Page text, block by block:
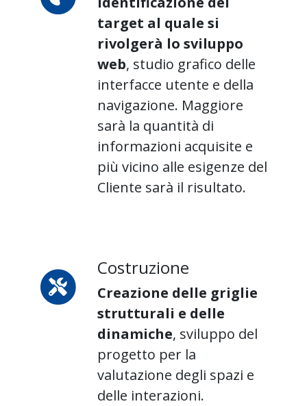
target al quale si
rivolgerà lo sviluppo
web, studio grafico delle
interfacce utente e della
navigazione. Maggiore
sarà la quantità di
informazioni acquisite e
più vicino alle esigenze del
Cliente sarà il risultato.
Costruzione
Creazione delle griglie
strutturali e delle
dinamiche, sviluppo del
progetto per la
valutazione degli spazi e
delle interazioni.